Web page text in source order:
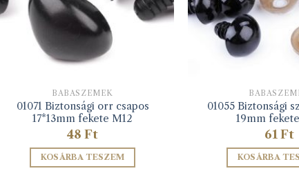
BABASZEMEK
01071 Biztonsági orr csapos
17*13mm fekete M12
48 Ft
KOSÁRBA TESZEM
01055 Biztonsági
19mm
61 Ft
KOSÁRBA